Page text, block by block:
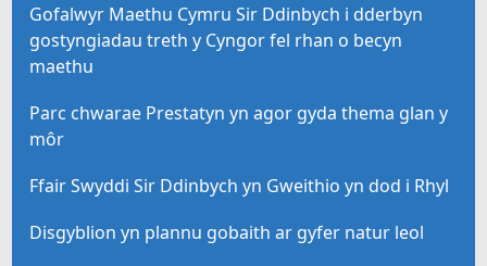
Gofalwyr Maethu Cymru Sir Ddinbych i dderbyn
gostyngiadau treth y Cyngor fel rhan o becyn
maethu
Parc chwarae Prestatyn yn agor gyda thema glan y
môr
Ffair Swyddi Sir Ddinbych yn Gweithio yn dod i Rhyl
Disgyblion yn plannu gobaith ar gyfer natur leol